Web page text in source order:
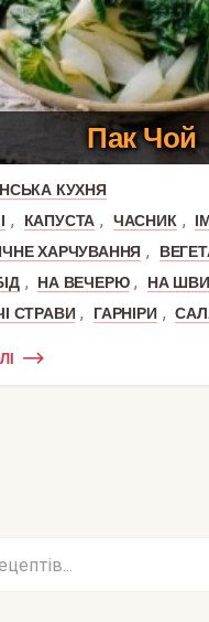
Пак Чой
КУХНЯ
, КАПУСТА , ЧАСНИК ,
ХАРЧУВАННЯ ,
, НА ВЕЧЕРЮ ,
НА
СТРАВИ , ГАРНІРИ ,